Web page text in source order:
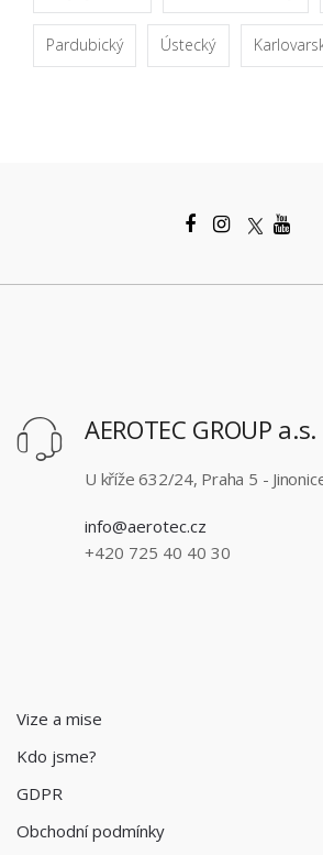
Pardubický Ústecký
AEROTEC GROUP a.s.
U kříže 632/24, Praha 5 -
info@aerotec.cz
+420 725 40 40 30
Vize a mise
Kdo jsme?
GDPR
Obchodní podmínky